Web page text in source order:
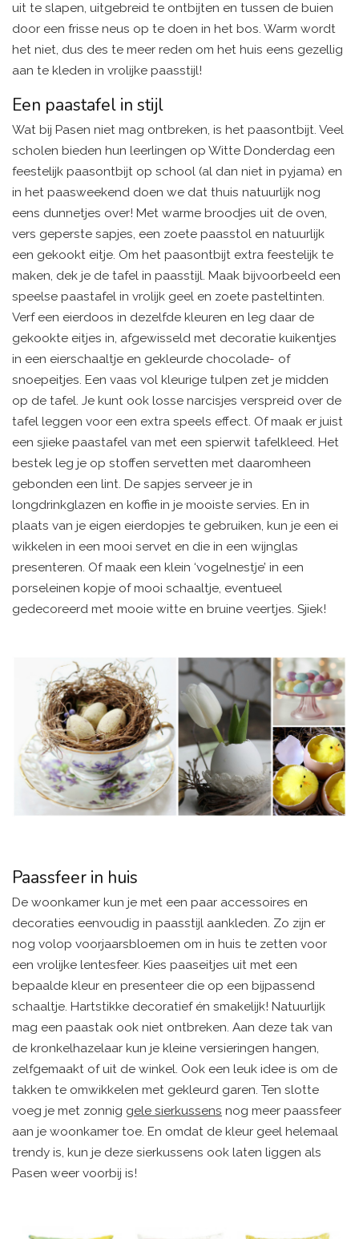
uit te slapen, uitgebreid te ontbijten en tussen de buien
door een frisse neus op te doen in het bos. Warm wordt
het niet, dus des te meer reden om het huis eens gezellig
aan te kleden in vrolijke paasstijl!
Een paastafel in stijl
Wat bij Pasen niet mag ontbreken, is het paasontbijt. Veel
scholen bieden hun leerlingen op Witte Donderdag een
feestelijk paasontbijt op school (al dan niet in pyjama) en
in het paasweekend doen we dat thuis natuurlijk nog
eens dunnetjes over! Met warme broodjes uit de oven,
vers geperste sapjes, een zoete paasstol en natuurlijk
een gekookt eitje. Om het paasontbijt extra feestelijk te
maken, dek je de tafel in paasstijl. Maak bijvoorbeeld een
speelse paastafel in vrolijk geel en zoete pasteltinten.
Verf een eierdoos in dezelfde kleuren en leg daar de
gekookte eitjes in, afgewisseld met decoratie kuikentjes
in een eierschaaltje en gekleurde chocolade- of
snoepeitjes. Een vaas vol kleurige tulpen zet je midden
op de tafel. Je kunt ook losse narcisjes verspreid over de
tafel leggen voor een extra speels effect. Of maak er juist
een sjieke paastafel van met een spierwit tafelkleed. Het
bestek leg je op stoffen servetten met daaromheen
gebonden een lint. De sapjes serveer je in
longdrinkglazen en koffie in je mooiste servies. En in
plaats van je eigen eierdopjes te gebruiken, kun je een ei
wikkelen in een mooi servet en die in een wijnglas
presenteren. Of maak een klein ‘vogelnestje’ in een
porseleinen kopje of mooi schaaltje, eventueel
gedecoreerd met mooie witte en bruine veertjes. Sjiek!
Paassfeer in huis
De woonkamer kun je met een paar accessoires en
decoraties eenvoudig in paasstijl aankleden. Zo zijn er
nog volop voorjaarsbloemen om in huis te zetten voor
een vrolijke lentesfeer. Kies paaseitjes uit met een
bepaalde kleur en presenteer die op een bijpassend
schaaltje. Hartstikke decoratief én smakelijk! Natuurlijk
mag een paastak ook niet ontbreken. Aan deze tak van
de kronkelhazelaar kun je kleine versieringen hangen,
zelfgemaakt of uit de winkel. Ook een leuk idee is om de
takken te omwikkelen met gekleurd garen. Ten slotte
voeg je met zonnig gele sierkussens nog meer paassfeer
aan je woonkamer toe. En omdat de kleur geel helemaal
trendy is, kun je deze sierkussens ook laten liggen als
Pasen weer voorbij is!